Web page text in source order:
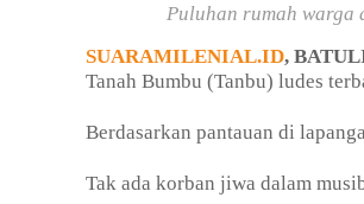
Puluhan rumah warga
SUARAMILENIAL.ID,
Tanah Bumbu (Tanbu) ludes
Berdasarkan pantauan di
Tak ada korban jiwa dalam